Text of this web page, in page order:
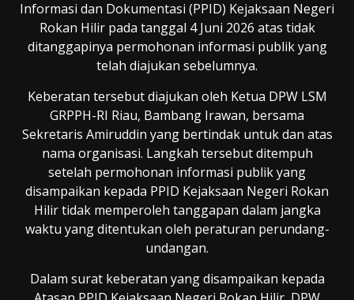
Informasi dan Dokumentasi (PPID) Kejaksaan Negeri
Rokan Hilir pada tanggal 4 Juni 2026 atas tidak
ditanggapinya permohonan informasi publik yang
telah diajukan sebelumnya.
Keberatan tersebut diajukan oleh Ketua DPW LSM
GRPPH-RI Riau, Bambang Irawan, bersama
Sekretaris Amiruddin yang bertindak untuk dan atas
nama organisasi. Langkah tersebut ditempuh
setelah permohonan informasi publik yang
disampaikan kepada PPID Kejaksaan Negeri Rokan
Hilir tidak memperoleh tanggapan dalam jangka
waktu yang ditentukan oleh peraturan perundang-
undangan.
Dalam surat keberatan yang disampaikan kepada